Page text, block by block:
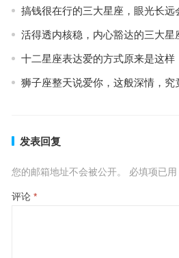
搞钱很在行的三大星座，眼光长远
活得透内核稳，内心豁达的三大星
十二星座表达爱的方式原来是这样
狮子座整天说爱你，这般深情，究
发表回复
您的邮箱地址不会被公开。 必填项已用
评论 *